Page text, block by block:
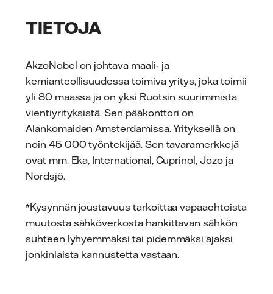
TIETOJA
AkzoNobel on johtava maali- ja
kemianteollisuudessa toimiva yritys, joka toimii
yli 80 maassa ja on yksi Ruotsin suurimmista
vientiyrityksistä. Sen pääkonttori on
Alankomaiden Amsterdamissa. Yrityksellä on
noin 45 000 työntekijää. Sen tavaramerkkejä
ovat mm. Eka, International, Cuprinol, Jozo ja
Nordsjö.
*Kysynnän joustavuus tarkoittaa vapaaehtoista
muutosta sähköverkosta hankittavan sähkön
suhteen lyhyemmäksi tai pidemmäksi ajaksi
jonkinlaista kannustetta vastaan.